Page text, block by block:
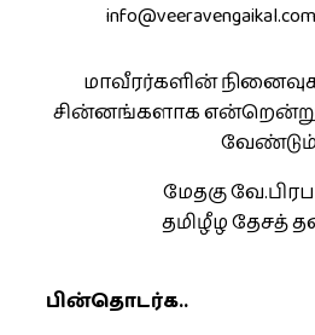
info@veeravengaikal.com
மாவீரர்களின்
சின்னங்களாக
மேதகு
தமிழீழ தேசத்
பின்தொடர்க..